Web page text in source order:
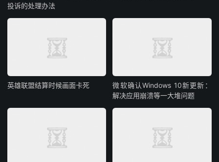
投诉的处理办法
英雄联盟结算时候画面卡死
微软确认Windows 10新更新：
解决应用崩溃等一大堆问题